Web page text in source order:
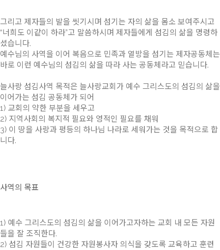
그리고 제자들의 발을 씻기시며 섬기는 자의 삶을 몸소 보여주시고
“너희도 이같이 하라”고 말씀하시며 제자들에게 섬김의 삶을 명령하
셨습니다.
예수님의 사역을 이어 복음으로 민족과 열방을 섬기는 제자공동체는
바로 이런 예수님의 섬김의 삶을 따라 사는 공동체라고 믿습니다.
늘사랑 섬김사역 목적은 늘사랑교회가 예수 그리스도의 섬김의 삶을
이어가는 섬김 공동체가 되어
1) 교회의 약한 부분을 세우고
2) 지역사회의 복지적 필요와 영적인 필요를 채워
3) 이 땅을 사랑과 평등의 하나님 나라로 세워가는 것을 목적으로 합
니다.
사역의 목표
1) 예수 그리스도의 섬김의 삶을 이어가고자하는 교회 내 모든 자원
들을 잘 조직한다.
2) 섬김 자원들이 건강한 자원봉사자 의식을 갖도록 교육하고 훈련